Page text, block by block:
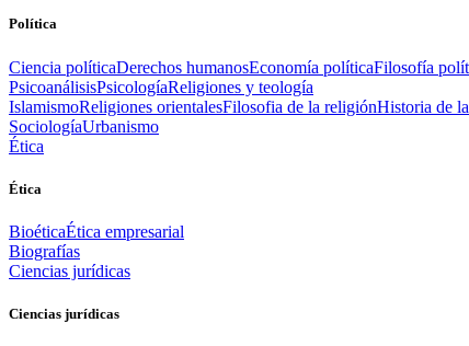
Política
Ciencia políticaDerechos humanosEconomía políticaFilosofía
PsicoanálisisPsicologíaReligiones y teología
IslamismoReligiones orientalesFilosofia de la religiónHistoria de
SociologíaUrbanismo
Ética
Ética
BioéticaÉtica empresarial
Biografías
Ciencias jurídicas
Ciencias jurídicas